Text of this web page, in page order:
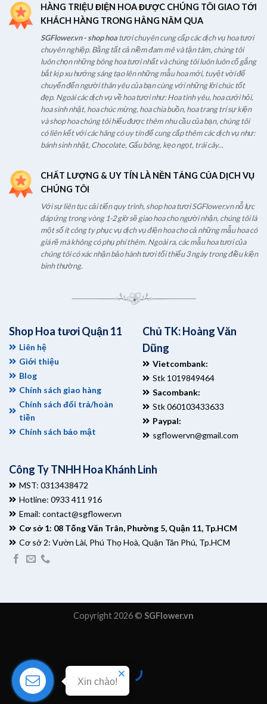
HÀNG TRIỆU ĐIỆN HOA ĐƯỢC CHÚNG TÔI GIAO TỚI
KHÁCH HÀNG TRONG HẰNG NĂM QUA
SGFlower.vn - shop hoatươi chuyên cung cấp các dịch vụ hoa tươi
chuyên nghiệp. Bằng tất cả niềm đam mê và tận tâm, chúng tôi
luôn chọn những bông hoa tươi nhất và chúng tôi luôn luôn cố gắng
bắt kịp xu hướng sáng tạo lên những mẫu hoa mới, tuyệt vời để
chuyển đến người thân yêu của bạn cùng với những lời chúc tốt
đẹp. Ngoài các dịch vụ về hoa tươi như: Hoa tình yêu, hoa cưới hỏi,
hoa sinh nhật, hoa chúc mừng, hoa chia buồn, hoa trang trí sự kiện
và shop hoa chúng tôi hiểu được thêm nhu cầu của bạn, chúng tôi
có liên kết với các hãng có uy tín để cung cấp thêm các dịch vụ như:
bánh sinh nhật, Chocolate, Gấu bông, kẹo ngọt, trái cây...
CHẤT LƯỢNG & UY TÍN LÀ NỀN TẢNG CỦA DỊCH VỤ
CHÚNG TÔI
Với sự liên tục cải tiến quy trình, shop hoa tươi SGFlower.vn nỗ lực
đáp ứng trong vòng 1-2 giờ sẽ giao hoa cho người nhận, chúng tôi là
một số ít công ty phục vụ dịch vụ điện hoa cho cả những mẫu hoa có
giá rẽ mà không có phụ phí thêm. Ngoài ra, các mẫu hoa tươi của
chúng tôi có xác nhận bảo hành tươi tối thiểu 3 ngày trong điều kiện
bình thường.
Shop Hoa tươi Quận 11
Liên hệ
Giới thiệu
Blog
Chính sách giao hàng
Chính sách đổi trả/hoàn
tiền
Chính sách bảo mật
Chủ TK: Hoàng Văn
Dũng
Vietcombank:
Stk 1019849464
Sacombank:
Stk 060103433633
Paypal:
sgflowervn@gmail.com
Công Ty TNHH Hoa Khánh Linh
MST: 0313438472
Hotline: 0933 411 916
Email: contact@sgflower.vn
Cơ sở 1: 08 Tống Văn Trân, Phường 5, Quận 11, Tp.HCM
Cơ sở 2: Vườn Lài, Phú Thọ Hoà, Quận Tân Phú, Tp.HCM
Copyright 2026 © SGFlower.vn
Xin chào!